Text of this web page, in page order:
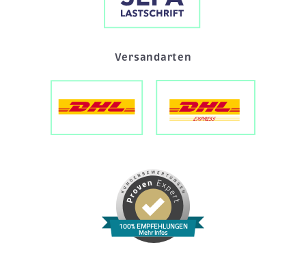
Versandarten
100% EMPFEHLUNGEN
Mehr Infos